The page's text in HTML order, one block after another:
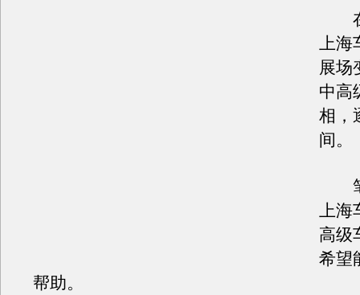
在
上海
展场
中高
相，
间。
笔
上海
高级
希望
帮助。